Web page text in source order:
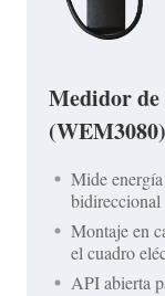
Medidor
(WEM3080)
Mide
bidireccional
Montaje en
el cuadro
API abierta